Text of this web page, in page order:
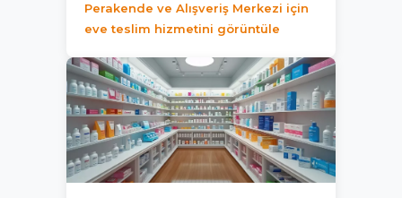
Perakende ve Alışveriş Merkezi için
eve teslim hizmetini görüntüle